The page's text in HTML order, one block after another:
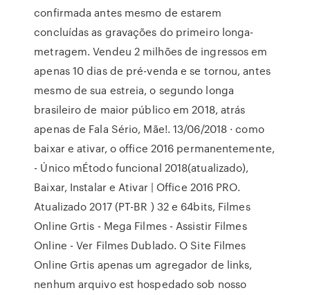
confirmada antes mesmo de estarem
concluídas as gravações do primeiro longa-
metragem. Vendeu 2 milhões de ingressos em
apenas 10 dias de pré-venda e se tornou, antes
mesmo de sua estreia, o segundo longa
brasileiro de maior público em 2018, atrás
apenas de Fala Sério, Mãe!. 13/06/2018 · como
baixar e ativar, o office 2016 permanentemente,
- Único mÉtodo funcional 2018(atualizado),
Baixar, Instalar e Ativar | Office 2016 PRO.
Atualizado 2017 (PT-BR ) 32 e 64bits, Filmes
Online Grtis - Mega Filmes - Assistir Filmes
Online - Ver Filmes Dublado. O Site Filmes
Online Grtis apenas um agregador de links,
nenhum arquivo est hospedado sob nosso